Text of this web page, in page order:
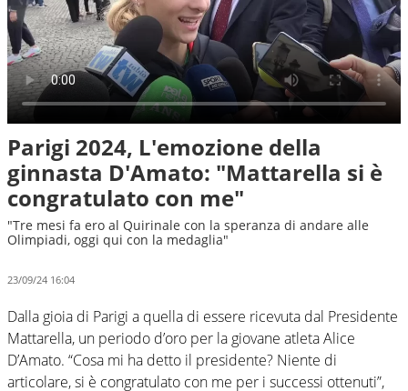
Parigi 2024, L'emozione della
ginnasta D'Amato: "Mattarella si è
congratulato con me"
"Tre mesi fa ero al Quirinale con la speranza di andare alle
Olimpiadi, oggi qui con la medaglia"
23/09/24 16:04
Dalla gioia di Parigi a quella di essere ricevuta dal Presidente
Mattarella, un periodo d’oro per la giovane atleta Alice
D’Amato. “Cosa mi ha detto il presidente? Niente di
articolare, si è congratulato con me per i successi ottenuti”,